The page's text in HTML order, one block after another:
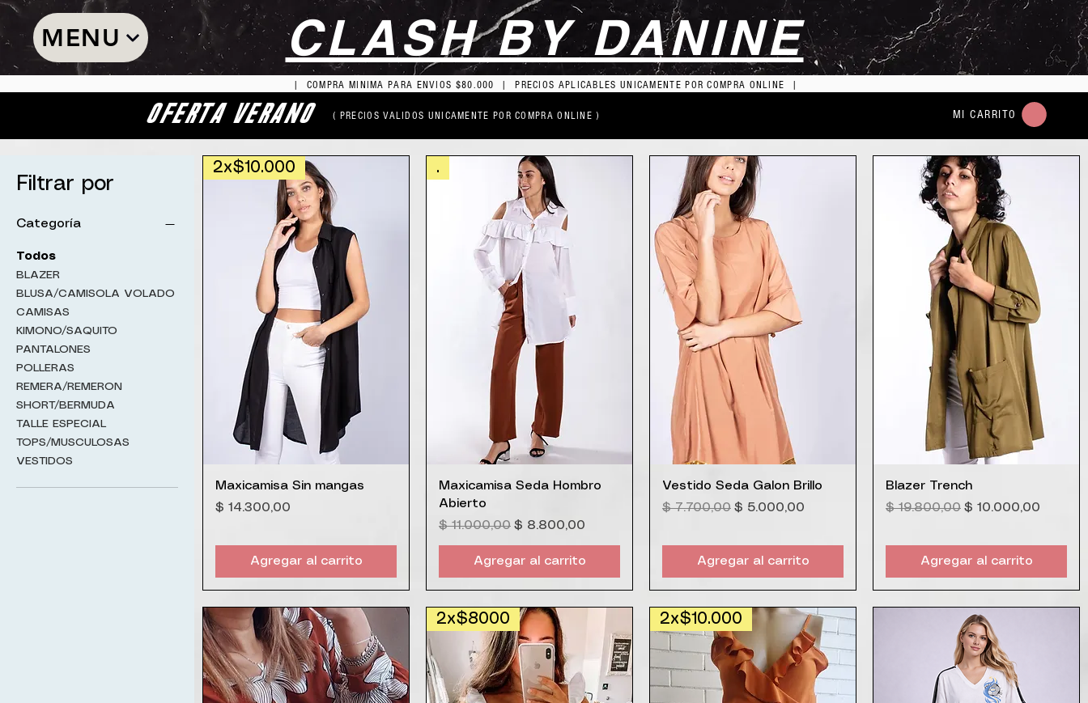
MENU CLASH BY DANINE
| COMPRA MINIMA PARA ENVIOS $80.000 | PRECIOS APLICABLES UNICAMENTE POR COMPRA ONLINE |
OFERTA VERANO ( PRECIOS VALIDOS UNICAMENTE POR COMPRA ONLINE ) MI CARRITO
Filtrar por
Categoría
Todos
BLAZER
BLUSA/CAMISOLA VOLADO
CAMISAS
KIMONO/SAQUITO
PANTALONES
POLLERAS
REMERA/REMERON
SHORT/BERMUDA
TALLE ESPECIAL
TOPS/MUSCULOSAS
VESTIDOS
Vista rápida
2x$10.000
Maxicamisa Sin mangas
Precio
$ 14.300,00
Agregar al carrito
Vista rápida
.
Maxicamisa Seda Hombro
Abierto
Precio
$ 11.000,00 Precio de oferta
$ 8.800,00
Agregar al carrito
Vista rápida
Vestido Seda Galon Brillo
Precio
$ 7.700,00 Precio de oferta
$ 5.000,00
Agregar al carrito
Vista rápida
Blazer Trench
Precio
$ 19.800,00 Precio de oferta
$ 10.000,00
Agregar al carrito
2x$8000 2x$10.000